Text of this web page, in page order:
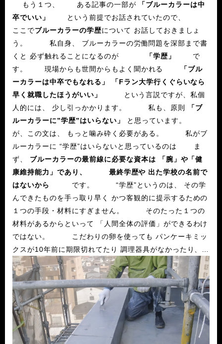
もう１つ、 ある記事の一部が
「ブルーカラーは中
卒でいい」
ここでブルーカラーの学歴について お話しておきましょ
う。 私自身、 ブルーカラーの労働問題を深部まで書
「学歴」
「ブル
ーカラーは中卒でもなれる」
「Fラン大学行くぐらいなら
早く就職したほうがいい」
人的には、 少し引っかかります。 私も、原則
「ブ
ルーカラーに”学歴”はいらない」
と思っています。
が、この文は、 もっと噛み砕く必要がある。 私がブ
ルーカラーに “学歴”はいらないと思っているのは ま
ず、 ブルーカラーの最前線に必要な資本は 「腕」や「健
康維持能力」であり、
最終学歴や 出た学校の名前で
はないから
んできたものを手っ取り早く かつ客観的に提示するための
１つの手段・材料にすぎません。 そのたった１つの
材料があるからといって 「人間全体の評価」ができるわけ
ではない。 こだわりの卵を使っても パンケーキミッ
クスが10年前に期限切れてたり 調理器具がなかったり、
そもそも作り方知らんかったりすれば（ﾜｼやないかい）
ケーキは作れんのです。 なのでこの論で言うと、
“学歴”が必要ないのは、 ホワイトカラーも同じです。
ホワイトの現場も同じく、 彼らに必要なのは、タスク処理
能力であり、 学校の名前ではないですからね。 そ
して、ブルーカラーに “学歴”がいらないもう１つの理由。
それは、このブルーカラーという業界は「門